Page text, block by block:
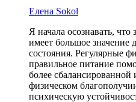
Елена Sokol
Я начала осознавать, что
имеет большое значение
состояния. Регулярные
правильное питание
более сбалансированной
физическом
психическую